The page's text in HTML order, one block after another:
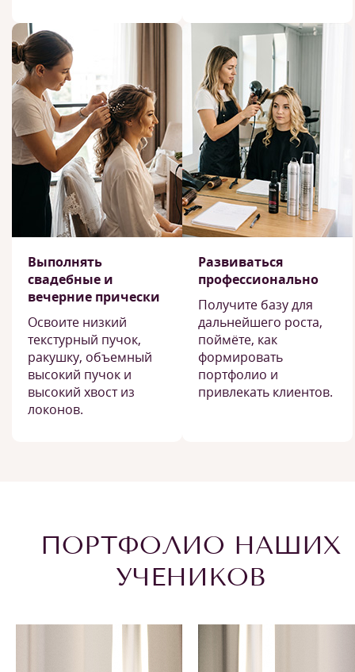
Выполнять
свадебные и
вечерние прически
Освоите низкий
текстурный пучок,
ракушку, объемный
высокий пучок и
высокий хвост из
локонов.
Развиваться
профессионально
Получите базу для
дальнейшего роста,
поймёте, как
формировать
портфолио и
привлекать клиентов.
ПОРТФОЛИО НАШИХ
УЧЕНИКОВ